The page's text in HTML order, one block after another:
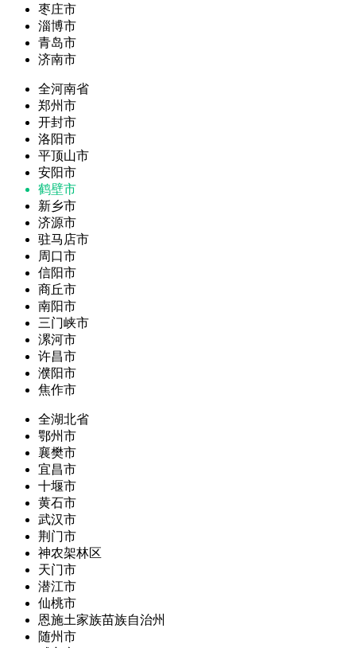
枣庄市
淄博市
青岛市
济南市
全河南省
郑州市
开封市
洛阳市
平顶山市
安阳市
鹤壁市
新乡市
济源市
驻马店市
周口市
信阳市
商丘市
南阳市
三门峡市
漯河市
许昌市
濮阳市
焦作市
全湖北省
鄂州市
襄樊市
宜昌市
十堰市
黄石市
武汉市
荆门市
神农架林区
天门市
潜江市
仙桃市
恩施土家族苗族自治州
随州市